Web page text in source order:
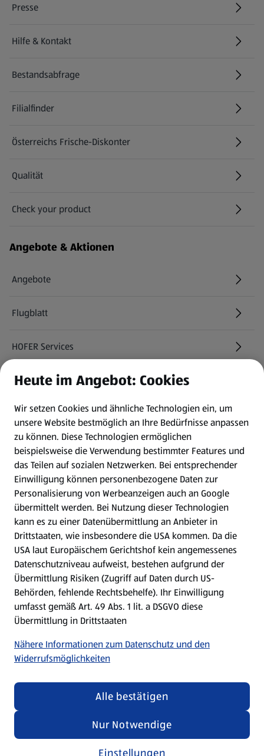
Presse
Hilfe & Kontakt
(öffnet in einem neuen Tab)
Bestandsabfrage
(öffnet in einem neuen Tab)
Filialfinder
Österreichs Frische-Diskonter
Qualität
Check your product
(öffnet in einem neuen Tab)
Angebote & Aktionen
Angebote
Flugblatt
HOFER Services
Newsletter
WhatsApp
Gewinnspiele
Mein HOFER. Meine Einkäufe.
Meine Meinung. Mein HOFER.
Gutscheingroßbestellung
(öffnet in einem neuen Tab)
Folge uns hier:
Jetzt die HOFER App downloaden
Datenschutz- und Richtlinienmenü
Impressum
Security Policy
(öffnet in einem neuen Tab)
Heute im Angebot: Cookies
Wir setzen Cookies und ähnliche Technologien ein, um
unsere Website bestmöglich an Ihre Bedürfnisse anpassen
zu können. Diese Technologien ermöglichen
beispielsweise die Verwendung bestimmter Features und
das Teilen auf sozialen Netzwerken. Bei entsprechender
Einwilligung können personenbezogene Daten zur
Personalisierung von Werbeanzeigen auch an Google
übermittelt werden. Bei Nutzung dieser Technologien
kann es zu einer Datenübermittlung an Anbieter in
Drittstaaten, wie insbesondere die USA kommen. Da die
USA laut Europäischem Gerichtshof kein angemessenes
Datenschutzniveau aufweist, bestehen aufgrund der
Übermittlung Risiken (Zugriff auf Daten durch US-
Behörden, fehlende Rechtsbehelfe). Ihr Einwilligung
umfasst gemäß Art. 49 Abs. 1 lit. a DSGVO diese
Übermittlung in Drittstaaten
Nähere Informationen zum Datenschutz und den
Widerrufsmöglichkeiten
Nur Notwendige
Alle bestätigen